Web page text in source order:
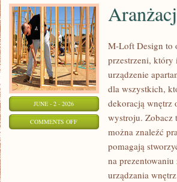
JUNE - 2 - 2026
COMMENTS OFFON
ARANŻACJA
PROJEKTOWANIE
M-Loft Design to
przestrzeni, który
urządzenie
dla wszystkich,
dekoracją wnętrz
wystroju. Zobacz
można znaleźć
pomagają
na
urządzania